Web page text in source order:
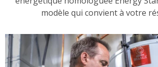
modèle qui convient à votre